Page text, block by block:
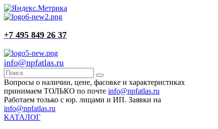
+7 495 849 26 37
info@npfatlas.ru
Вопросы о наличии, цене, фасовке и характеристиках
принимаем ТОЛЬКО по почте info@npfatlas.ru
Работаем только с юр. лицами и ИП. Заявки на
info@npfatlas.ru
КАТАЛОГ